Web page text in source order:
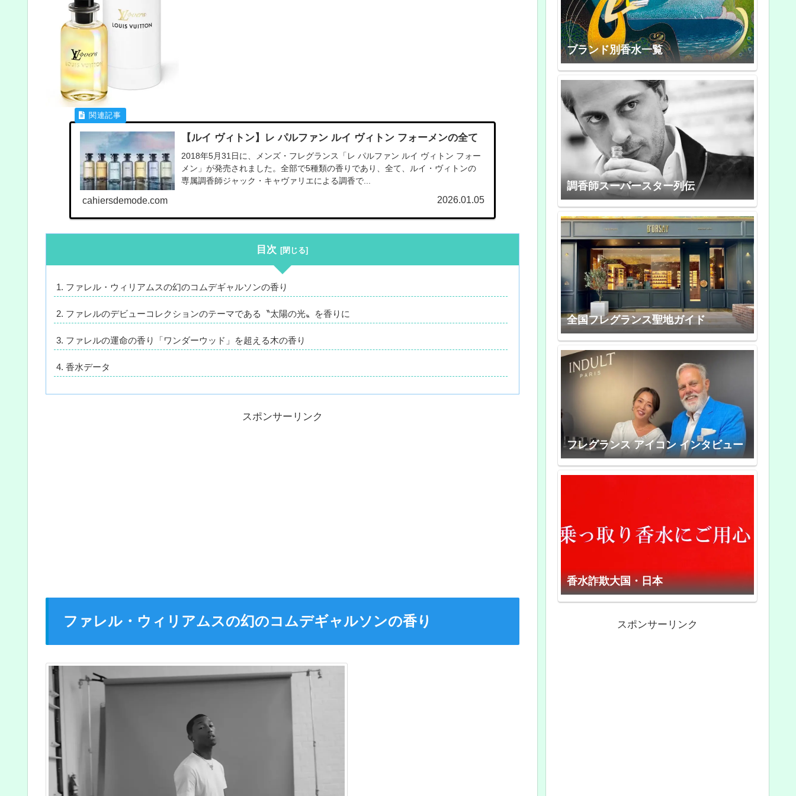
【ルイ ヴィトン】レ パルファン ルイ ヴィトン フォーメンの全て
2018年5月31日に、メンズ・フレグランス「レ パルファン ルイ ヴィトン フォー
メン」が発売されました。全部で5種類の香りであり、全て、ルイ・ヴィトンの
専属調香師ジャック・キャヴァリエによる調香で...
cahiersdemode.com 2026.01.05
目次
ファレル・ウィリアムスの幻のコムデギャルソンの香り
ファレルのデビューコレクションのテーマである〝太陽の光〟を香りに
ファレルの運命の香り「ワンダーウッド」を超える木の香り
香水データ
スポンサーリンク
ファレル・ウィリアムスの幻のコムデギャルソンの香り
ブランド別香水一覧
調香師スーパースター列伝
全国フレグランス聖地ガイド
フレグランス アイコン インタビュー
香水詐欺大国・日本
スポンサーリンク